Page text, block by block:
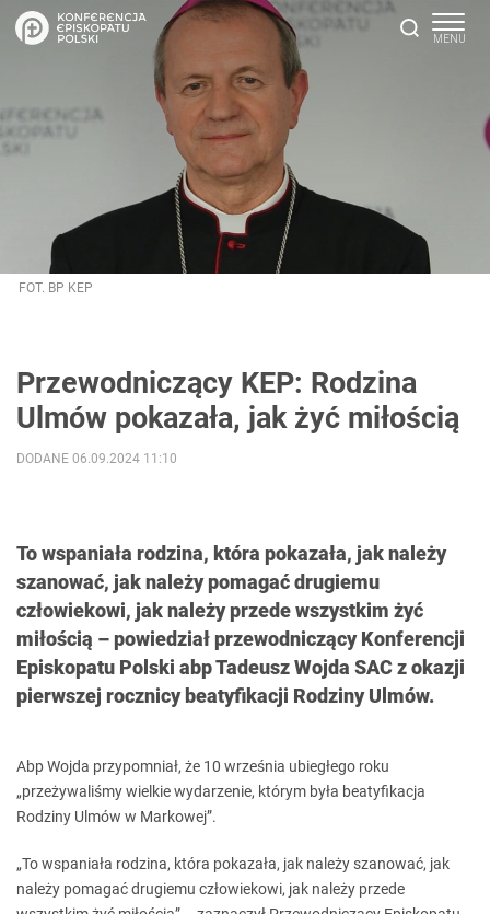
FOT. BP KEP
Przewodniczący KEP: Rodzina
Ulmów pokazała, jak żyć miłością
To wspaniała rodzina, która pokazała, jak należy
szanować, jak należy pomagać drugiemu
człowiekowi, jak należy przede wszystkim żyć
miłością – powiedział przewodniczący Konferencji
Episkopatu Polski abp Tadeusz Wojda SAC z okazji
pierwszej rocznicy beatyfikacji Rodziny Ulmów.
DODANE 06.09.2024 11:10
Abp Wojda przypomniał, że 10 września ubiegłego roku
„przeżywaliśmy wielkie wydarzenie, którym była beatyfikacja
Rodziny Ulmów w Markowej”.
„To wspaniała rodzina, która pokazała, jak należy szanować, jak
należy pomagać drugiemu człowiekowi, jak należy przede